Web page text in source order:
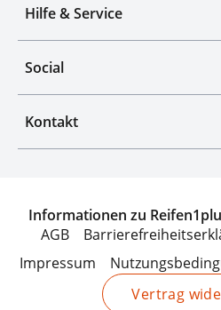
Hilfe & Service
Social
Kontakt
Informationen zu
AGB
Impressum
Vertrag